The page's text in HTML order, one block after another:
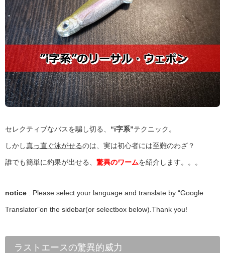
セレクティブなバスを騙し切る、 “i字系”テクニック。
しかし真っ直ぐ泳がせるのは、実は初心者には至難のわざ？
誰でも簡単に釣果が出せる、 驚異のワームを紹介します。。。
notice : Please select your language and translate by “Google
Translator”on the sidebar(or selectbox below).Thank you!
ラストエースの驚異的威力